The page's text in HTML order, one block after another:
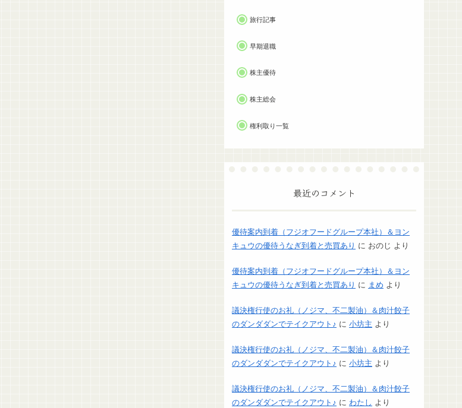
旅行記事
早期退職
株主優待
株主総会
権利取り一覧
最近のコメント
優待案内到着（フジオフードグループ本社）＆ヨン
キュウの優待うなぎ到着と売買あり に おのじ より
優待案内到着（フジオフードグループ本社）＆ヨン
キュウの優待うなぎ到着と売買あり に まめ より
議決権行使のお礼（ノジマ、不二製油）＆肉汁餃子
のダンダダンでテイクアウト♪ に 小坊主 より
議決権行使のお礼（ノジマ、不二製油）＆肉汁餃子
のダンダダンでテイクアウト♪ に 小坊主 より
議決権行使のお礼（ノジマ、不二製油）＆肉汁餃子
のダンダダンでテイクアウト♪ に わたし より